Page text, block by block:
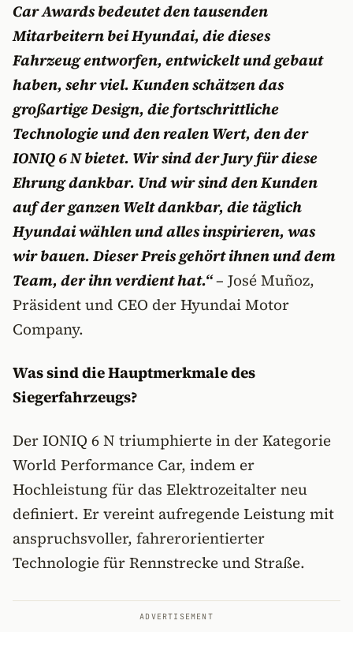
Car Awards bedeutet den tausenden
Mitarbeitern bei Hyundai, die dieses
Fahrzeug entworfen, entwickelt und gebaut
haben, sehr viel. Kunden schätzen das
großartige Design, die fortschrittliche
Technologie und den realen Wert, den der
IONIQ 6 N bietet. Wir sind der Jury für diese
Ehrung dankbar. Und wir sind den Kunden
auf der ganzen Welt dankbar, die täglich
Hyundai wählen und alles inspirieren, was
wir bauen. Dieser Preis gehört ihnen und dem
Team, der ihn verdient hat.“– José Muñoz,
Präsident und CEO der Hyundai Motor
Company.
Was sind die Hauptmerkmale des
Siegerfahrzeugs?
Der IONIQ 6 N triumphierte in der Kategorie
World Performance Car, indem er
Hochleistung für das Elektrozeitalter neu
definiert. Er vereint aufregende Leistung mit
anspruchsvoller, fahrerorientierter
Technologie für Rennstrecke und Straße.
ADVERTISEMENT